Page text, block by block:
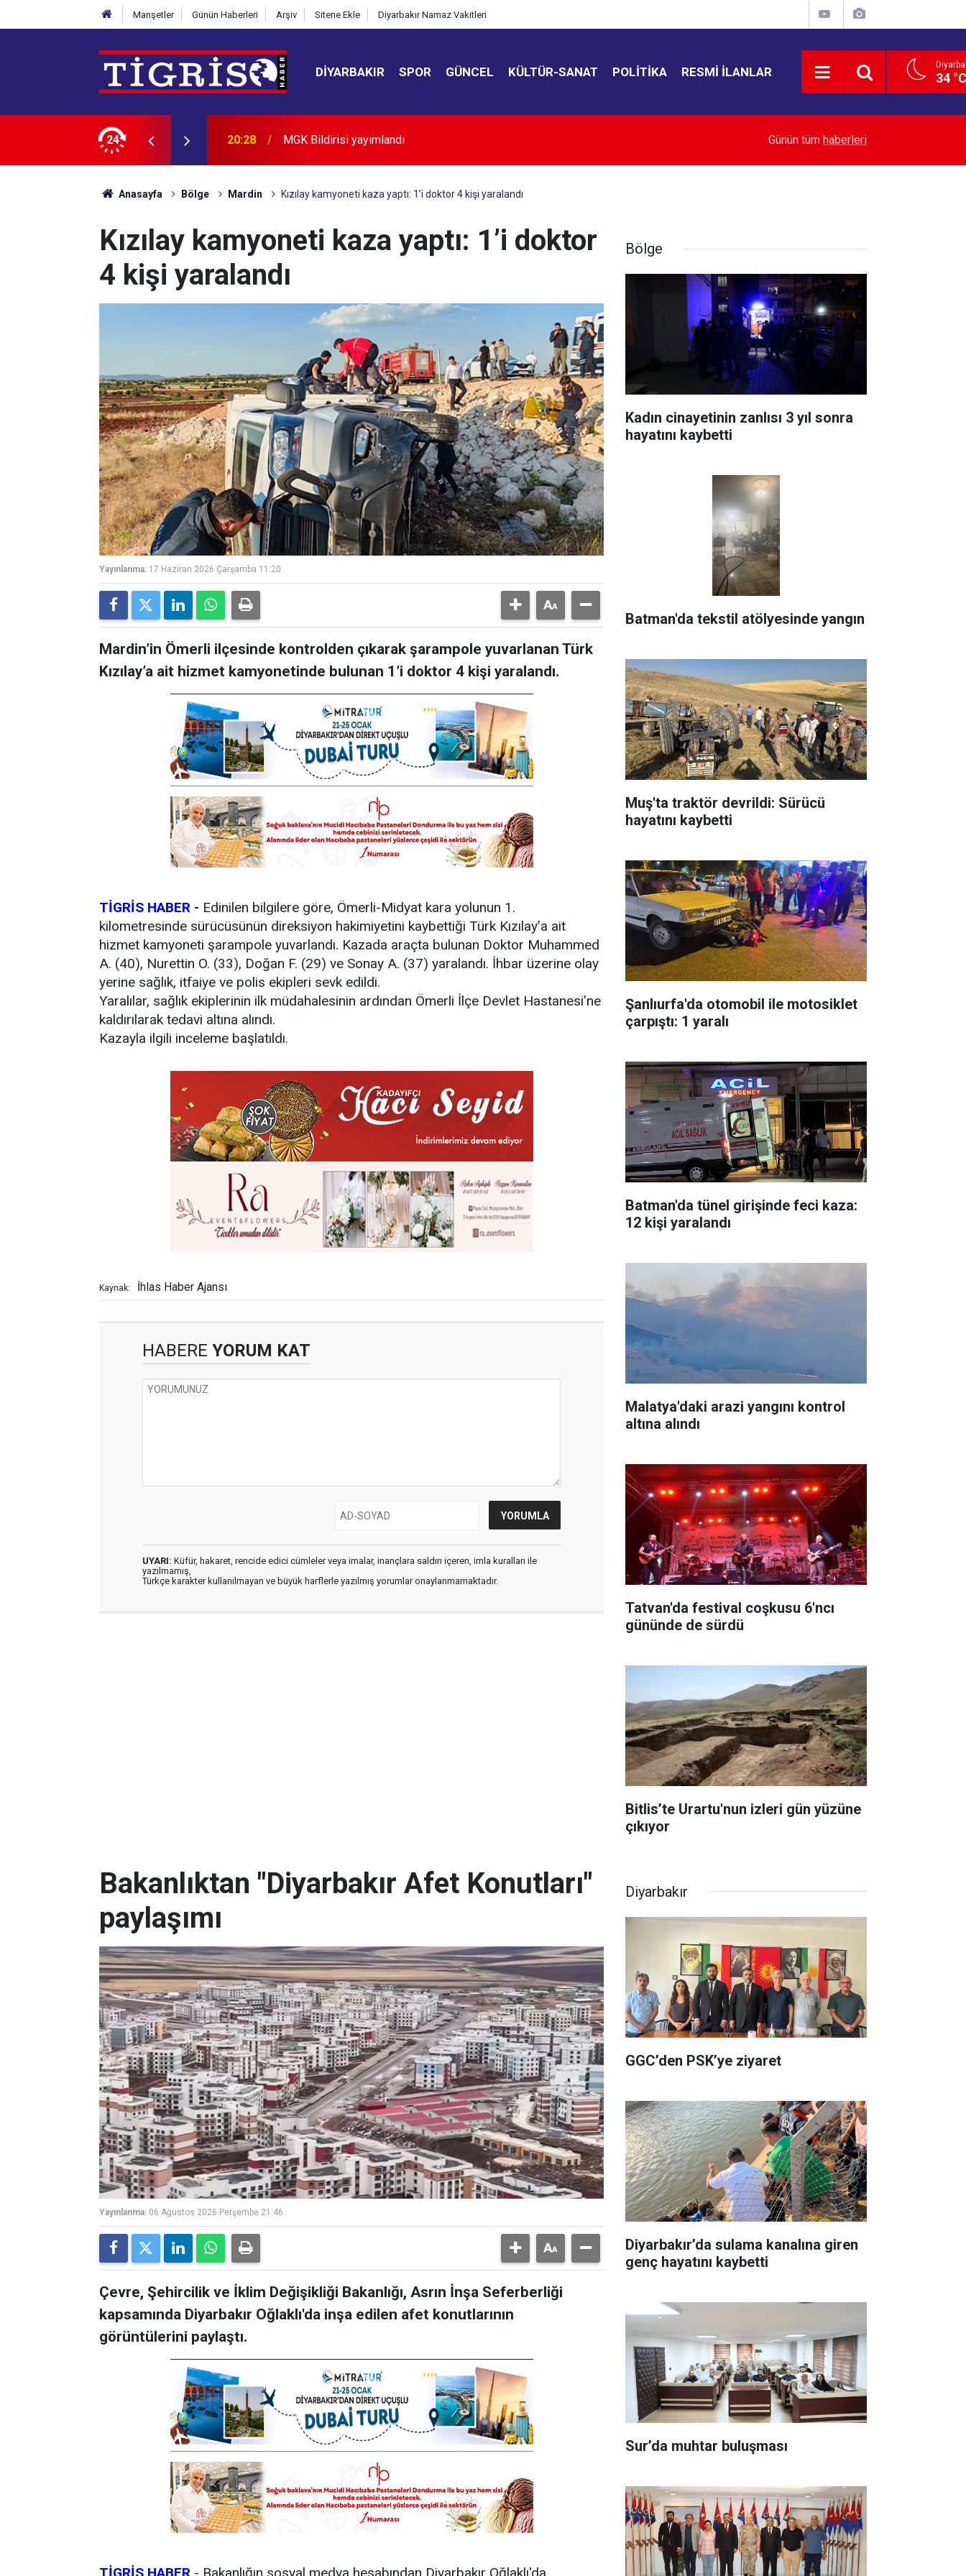
Manşetler Günün Haberleri Arşiv Sitene Ekle Diyarbakır Namaz Vakitleri
DIYARBAKIR SPOR GÜNCEL KÜLTÜR-SANAT POLITIKA RESMI İLANLAR 34
24 20:20 Diyarbakır’da sulama kanalına giren genç hayatını kaybetti Sur’da muhtar buluşması
Günün tüm haberleri
Anasayfa Bölge Mardin Kızılay kamyoneti kaza yaptı: 1’i doktor 4 kişi yaralandı
Kızılay kamyoneti kaza yaptı: 1’i doktor
4 kişi yaralandı
Yayınlanma: 17 Haziran 2026 Çarşamba 11:20
Mardin’in Ömerli ilçesinde kontrolden çıkarak şarampole yuvarlanan Türk
Kızılay’a ait hizmet kamyonetinde bulunan 1’i doktor 4 kişi yaralandı.
TİGRİS HABER - Edinilen bilgilere göre, Ömerli-Midyat kara yolunun 1.
kilometresinde sürücüsünün direksiyon hakimiyetini kaybettiği Türk Kızılay’a ait
hizmet kamyoneti şarampole yuvarlandı. Kazada araçta bulunan Doktor Muhammed
A. (40), Nurettin O. (33), Doğan F. (29) ve Sonay A. (37) yaralandı. İhbar üzerine olay
yerine sağlık, itfaiye ve polis ekipleri sevk edildi.
Yaralılar, sağlık ekiplerinin ilk müdahalesinin ardından Ömerli İlçe Devlet Hastanesi’ne
kaldırılarak tedavi altına alındı.
Kazayla ilgili inceleme başlatıldı.
Kaynak: İhlas Haber Ajansı
HABERE YORUM KAT
UYARI: Küfür, hakaret, rencide edici cümleler veya imalar, inançlara saldırı içeren, imla kuralları ile
yazılmamış,
Türkçe karakter kullanılmayan ve büyük harflerle yazılmış yorumlar onaylanmamaktadır.
Bölge
Kadın cinayetinin zanlısı 3 yıl sonra
hayatını kaybetti
Batman'da tekstil atölyesinde yangın
Muş'ta traktör devrildi: Sürücü
hayatını kaybetti
Şanlıurfa'da otomobil ile motosiklet
çarpıştı: 1 yaralı
Batman'da tünel girişinde feci kaza:
12 kişi yaralandı
Malatya'daki arazi yangını kontrol
altına alındı
Tatvan'da festival coşkusu 6'ncı
gününde de sürdü
Bitlis’te Urartu'nun izleri gün yüzüne
çıkıyor
Bakanlıktan "Diyarbakır Afet Konutları"
paylaşımı
Yayınlanma: 06 Ağustos 2026 Perşembe 21:46
Çevre, Şehircilik ve İklim Değişikliği Bakanlığı, Asrın İnşa Seferberliği
kapsamında Diyarbakır Oğlaklı'da inşa edilen afet konutlarının
görüntülerini paylaştı.
TİGRİS HABER - Bakanlığın sosyal medya hesabından Diyarbakır Oğlaklı'da
Diyarbakır
GGC’den PSK’ye ziyaret
Diyarbakır’da sulama kanalına giren
genç hayatını kaybetti
Sur’da muhtar buluşması